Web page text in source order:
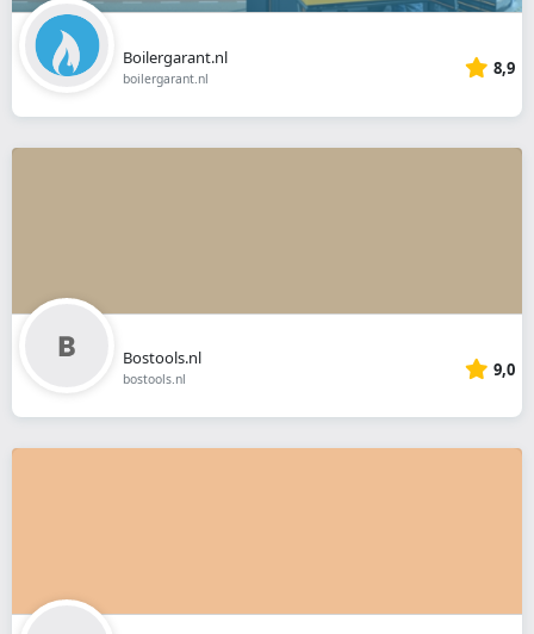
Boilergarant.nl
boilergarant.nl 8,9
Bostools.nl
bostools.nl 9,0